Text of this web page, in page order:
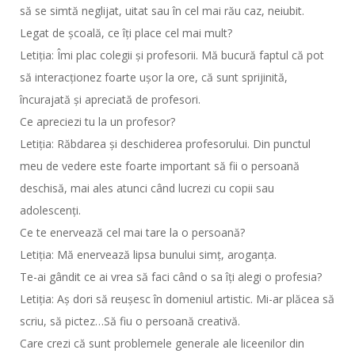
să se simtă neglijat, uitat sau în cel mai rău caz, neiubit.
Legat de școală, ce îți place cel mai mult?
Letiția: Îmi plac colegii și profesorii. Mă bucură faptul că pot
să interacționez foarte ușor la ore, că sunt sprijinită,
încurajată și apreciată de profesori.
Ce apreciezi tu la un profesor?
Letiția: Răbdarea și deschiderea profesorului. Din punctul
meu de vedere este foarte important să fii o persoană
deschisă, mai ales atunci când lucrezi cu copii sau
adolescenți.
Ce te enervează cel mai tare la o persoană?
Letiția: Mă enervează lipsa bunului simț, aroganța.
Te-ai gândit ce ai vrea să faci când o sa îți alegi o profesia?
Letiția: Aș dori să reușesc în domeniul artistic. Mi-ar plăcea să
scriu, să pictez…Să fiu o persoană creativă.
Care crezi că sunt problemele generale ale liceenilor din